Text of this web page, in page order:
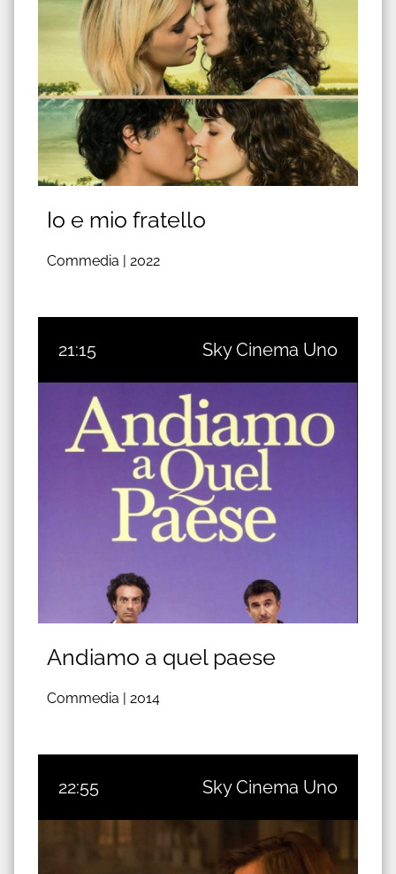
Io e mio fratello
Commedia | 2022
21:15 Sky Cinema Uno
Andiamo a quel paese
Commedia | 2014
22:55 Sky Cinema Uno